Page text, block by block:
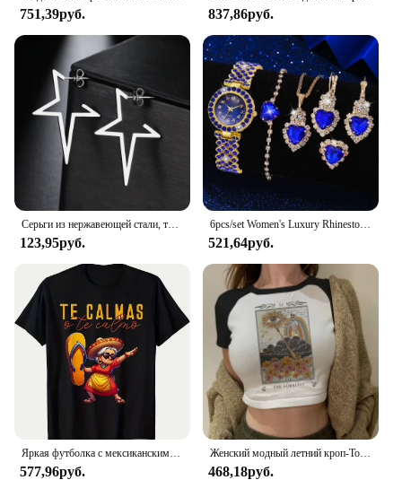
751,39руб. 837,86руб.
123,95руб.
6pcs/set Women's Luxury Rhinestone Quartz Watch Elegant Fashion Analog Wrist Watch & Synthetic Gem Jewelry Set, Gift For Mom Her
521,64руб.
577,96руб.
Женский модный летний кроп-Топ Harajuku с коротким рукавом, женская футболка с принтом Таро, милая Повседневная эстетичная футболка
468,18руб.